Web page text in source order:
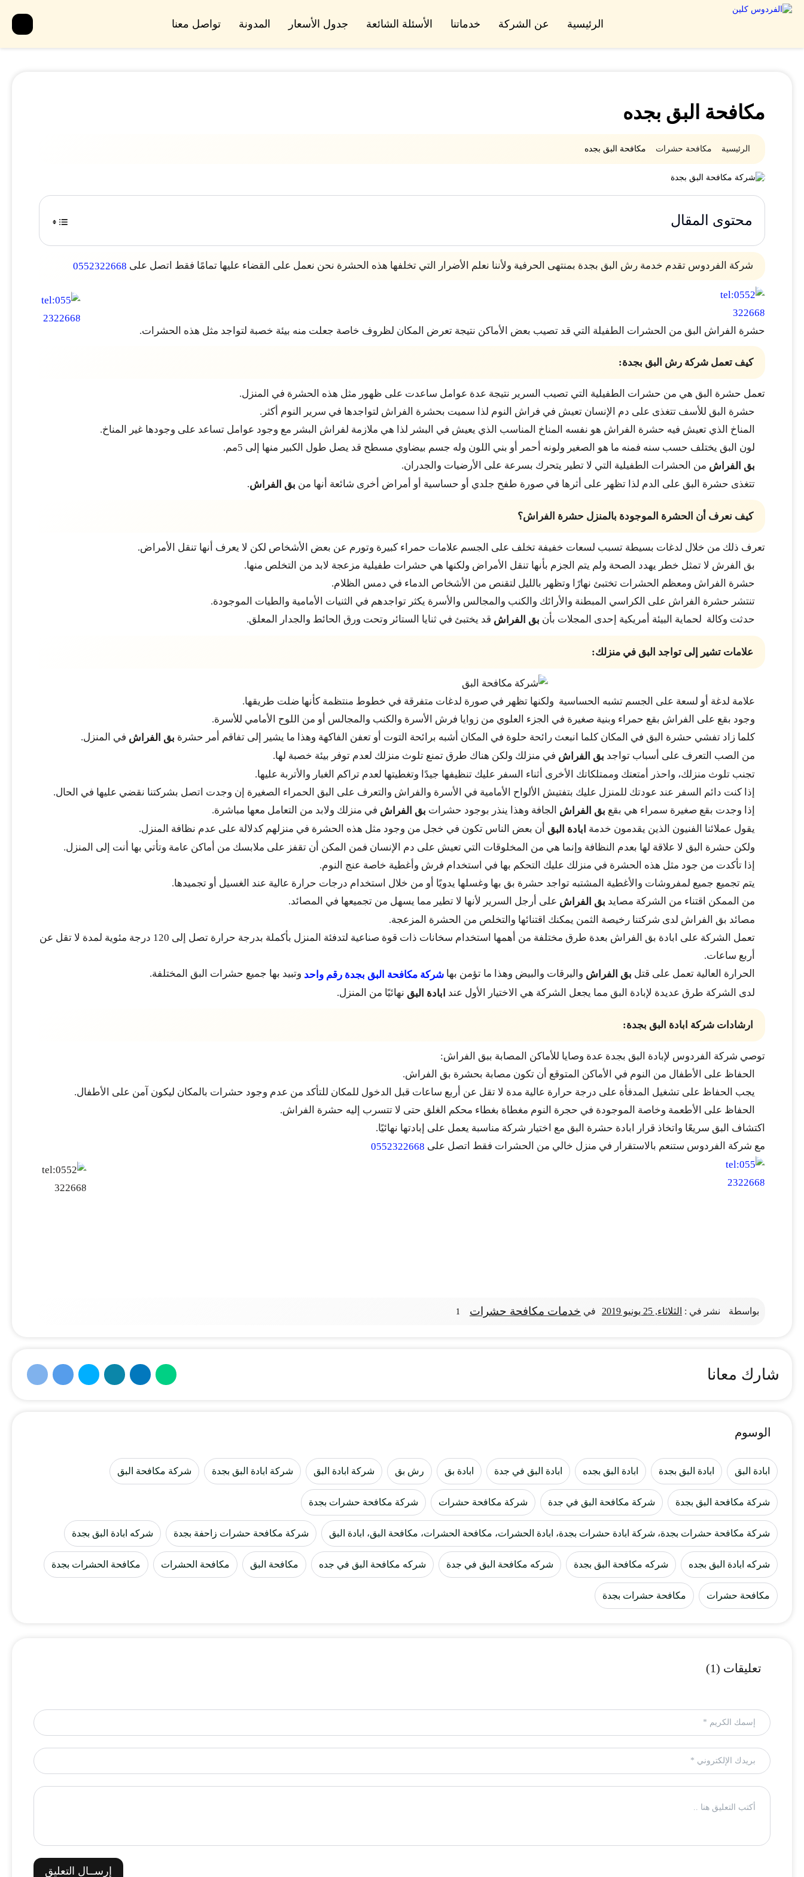
الرئيسية عن الشركة خدماتنا الأسئلة الشائعة جدول الأسعار المدونة تواصل معنا
مكافحة البق بجده
الرئيسية مكافحة حشرات مكافحة البق بجده
محتوى المقال
شركة الفردوس تقدم خدمة رش البق بجدة بمنتهى الحرفية ولأننا نعلم الأضرار التي تخلفها هذه الحشرة نحن نعمل على القضاء عليها تمامًا فقط اتصل على 0552322668
حشرة الفراش البق من الحشرات الطفيلة التي قد تصيب بعض الأماكن نتيجة تعرض المكان لظروف خاصة جعلت منه بيئة خصبة لتواجد مثل هذه الحشرات.
كيف تعمل شركة رش البق بجدة:
تعمل حشرة البق هي من حشرات الطفيلية التي تصيب السرير نتيجة عدة عوامل ساعدت على ظهور مثل هذه الحشرة في المنزل.
حشرة البق للأسف تتغذى على دم الإنسان تعيش في فراش النوم لذا سميت بحشرة الفراش لتواجدها في سرير النوم أكثر.
المناخ الذي تعيش فيه حشرة الفراش هو نفسه المناخ المناسب الذي يعيش في البشر لذا هي ملازمة لفراش البشر مع وجود عوامل تساعد على وجودها غير المناخ.
لون البق يختلف حسب سنه فمنه ما هو الصغير ولونه أحمر أو بني اللون وله جسم بيضاوي مسطح قد يصل طول الكبير منها إلى 5مم.
بق الفراش من الحشرات الطفيلية التي لا تطير يتحرك بسرعة على الأرضيات والجدران.
تتغذى حشرة البق على الدم لذا تظهر على أثرها في صورة طفح جلدي أو حساسية أو أمراض أخرى شائعة أنها من بق الفراش.
كيف نعرف أن الحشرة الموجودة بالمنزل حشرة الفراش؟
تعرف ذلك من خلال لدغات بسيطة تسبب لسعات خفيفة تخلف على الجسم علامات حمراء كبيرة وتورم عن بعض الأشخاص لكن لا يعرف أنها تنقل الأمراض.
بق الفرش لا تمثل خطر يهدد الصحة ولم يتم الجزم بأنها تنقل الأمراض ولكنها هي حشرات طفيلية مزعجة لابد من التخلص منها.
حشرة الفراش ومعظم الحشرات تختبئ نهارًا وتظهر بالليل لتقنص من الأشخاص الدماء في دمس الظلام.
تنتشر حشرة الفراش على الكراسي المبطنة والأرائك والكنب والمجالس والأسرة يكثر تواجدهم في الثنيات الأمامية والطيات الموجودة.
حدثت وكالة لحماية البيئة أمريكية إحدى المجلات بأن بق الفراش قد يختبئ في ثنايا الستائر وتحت ورق الحائط والجدار المعلق.
علامات تشير إلى تواجد البق في منزلك:
علامة لدغة أو لسعة على الجسم تشبه الحساسية ولكنها تظهر في صورة لدغات متفرقة في خطوط منتظمة كأنها ضلت طريقها.
وجود بقع على الفراش بقع حمراء وبنية صغيرة في الجزء العلوي من زوايا فرش الأسرة والكنب والمجالس أو من اللوح الأمامي للأسرة.
كلما زاد تفشي حشرة البق في المكان كلما انبعث رائحة حلوة في المكان أشبه برائحة التوت أو تعفن الفاكهة وهذا ما يشير إلى تفاقم أمر حشرة بق الفراش في المنزل.
من الصب التعرف على أسباب تواجد بق الفراش في منزلك ولكن هناك طرق تمنع تلوث منزلك لعدم توفر بيئة خصبة لها.
تجنب تلوث منزلك، واحذر أمتعتك وممتلكاتك الأخرى أثناء السفر عليك تنظيفها جيدًا وتغطيتها لعدم تراكم الغبار والأتربة عليها.
إذا كنت دائم السفر عند عودتك للمنزل عليك بتفتيش الألواح الأمامية في الأسرة والفراش والتعرف على البق الحمراء الصغيرة إن وجدت اتصل بشركتنا نقضي عليها في الحال.
إذا وجدت بقع صغيرة سمراء هي بقع بق الفراش الجافة وهذا ينذر بوجود حشرات بق الفراش في منزلك ولابد من التعامل معها مباشرة.
يقول عملائنا الفنيون الذين يقدمون خدمة ابادة البق أن بعض الناس تكون في خجل من وجود مثل هذه الحشرة في منزلهم كدلالة على عدم نظافة المنزل.
ولكن حشرة البق لا علاقة لها بعدم النظافة وإنما هي من المخلوقات التي تعيش على دم الإنسان فمن المكن أن تقفز على ملابسك من أماكن عامة وتأتي بها أنت إلى المنزل.
إذا تأكدت من جود مثل هذه الحشرة في منزلك عليك التحكم بها في استخدام فرش وأغطية خاصة عنج النوم.
يتم تجميع جميع لمفروشات والأغطية المشتبه تواجد حشرة بق بها وغسلها يدويًا أو من خلال استخدام درجات حرارة عالية عند الغسيل أو تجميدها.
من الممكن اقتناء من الشركة مصايد بق الفراش على أرجل السرير لأنها لا تطير مما يسهل من تجميعها في المصائد.
مصائد بق الفراش لدى شركتنا رخيصة الثمن يمكنك اقتنائها والتخلص من الحشرة المزعجة.
تعمل الشركة على ابادة بق الفراش بعدة طرق مختلفة من أهمها استخدام سخانات ذات قوة صناعية لتدفئة المنزل بأكملة بدرجة حرارة تصل إلى 120 درجة مئوية لمدة لا تقل عن
أربع ساعات.
الحرارة العالية تعمل على قتل بق الفراش واليرقات والبيض وهذا ما تؤمن بها شركة مكافحة البق بجدة رقم واحد وتبيد بها جميع حشرات البق المختلفة.
لدى الشركة طرق عديدة لإبادة البق مما يجعل الشركة هي الاختيار الأول عند ابادة البق نهائيًا من المنزل.
ارشادات شركة ابادة البق بجدة:
توصي شركة الفردوس لإبادة البق بجدة عدة وصايا للأماكن المصابة ببق الفراش:
الحفاظ على الأطفال من النوم في الأماكن المتوقع أن تكون مصابة بحشرة بق الفراش.
يجب الحفاظ على تشغيل المدفأة على درجة حرارة عالية مدة لا تقل عن أربع ساعات قبل الدخول للمكان للتأكد من عدم وجود حشرات بالمكان ليكون آمن على الأطفال.
الحفاظ على الأطعمة وخاصة الموجودة في حجرة النوم مغطاة بغطاء محكم الغلق حتى لا تتسرب إليه حشرة الفراش.
اكتشاف البق سريعًا واتخاذ قرار ابادة حشرة البق مع اختيار شركة مناسبة يعمل على إبادتها نهائيًا.
مع شركة الفردوس ستنعم بالاستقرار في منزل خالي من الحشرات فقط اتصل على 0552322668
بواسطة نشر في : الثلاثاء, 25 يونيو 2019 في خدمات مكافحة حشرات 1
شارك معانا
الوسوم
ابادة البق ابادة البق بجدة ابادة البق بجده ابادة البق في جدة ابادة بق رش بق شركة ابادة البق شركة ابادة البق بجدة شركة مكافحة البق
شركة مكافحة البق بجدة شركة مكافحة البق في جدة شركة مكافحة حشرات شركة مكافحة حشرات بجدة
شركة مكافحة حشرات بجدة، شركة ابادة حشرات بجدة، ابادة الحشرات، مكافحة الحشرات، مكافحة البق، ابادة البق شركة مكافحة حشرات زاحفة بجدة شركه ابادة البق بجدة
شركه ابادة البق بجده شركه مكافحة البق بجدة شركه مكافحة البق في جدة شركه مكافحة البق في جده مكافحة البق مكافحة الحشرات مكافحة الحشرات بجدة
مكافحة حشرات مكافحة حشرات بجدة
تعليقات (1)
إرســال التعليق